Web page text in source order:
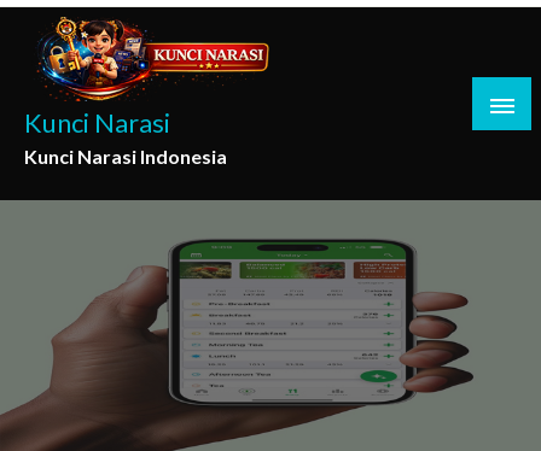
Skip
content
Kunci Narasi
Kunci Narasi Indonesia